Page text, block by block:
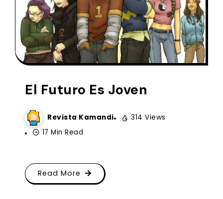
El Futuro Es Joven
Revista Kamandi
314 Views
17 Min Read
Read More